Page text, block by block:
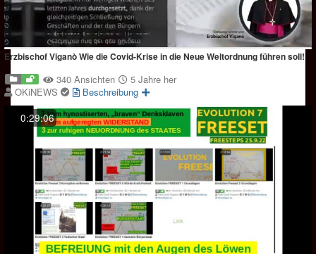
Erzbischof Viganò Wie die Covid-Krise in die Neue Weltordnung führen soll!
340 Ansichten
5 Jahre her
OKiNEWS
Beschreibung
0:29:06